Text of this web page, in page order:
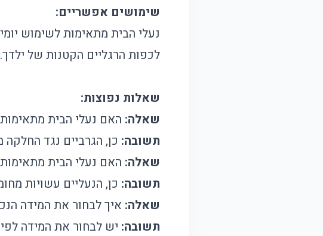
שימושים אפשריים:
נעלי הבית מתאימות לשימוש
לכפות הרגליים הקטנות של ילדך.
שאלות נפוצות:
שאלה: האם נעלי הבית
תשובה: כן, הגרביים נגד
שאלה: האם נעלי הבית
תשובה: כן, הנעליים עשויות
שאלה: איך לבחור את המידה
תשובה: יש לבחור את המידה